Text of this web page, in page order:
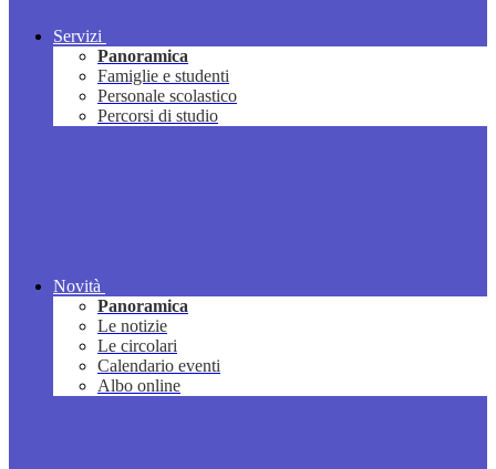
Servizi
Panoramica
Famiglie e studenti
Personale scolastico
Percorsi di studio
Novità
Panoramica
Le notizie
Le circolari
Calendario eventi
Albo online